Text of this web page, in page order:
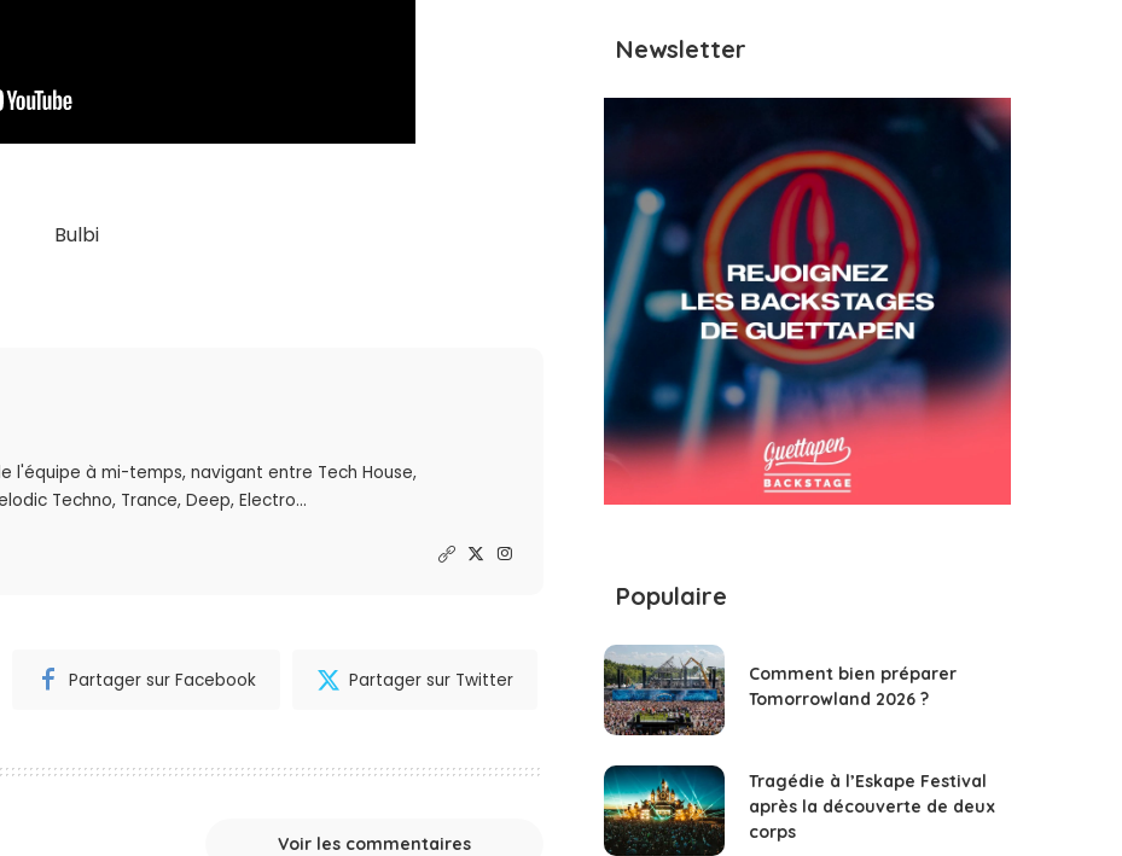
Bulbi
l'équipe à mi-temps, navigant entre Tech House,
Techno, Trance, Deep, Electro...
Partager sur Facebook Partager sur Twitter
Voir les commentaires
Newsletter
Populaire
Comment bien préparer
Tomorrowland 2026 ?
Tragédie à l’Eskape Festival
après la découverte de deux
corps